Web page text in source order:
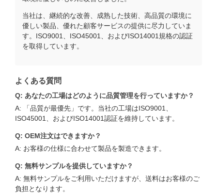
当社は、継続的な改善、成熟した技術、高品質の環境に
優しい製品、優れた顧客サービスの提供に尽力していま
す。ISO9001、ISO45001、およびISO14001規格の認証
を取得しています。
よくある質問
Q: あなたの工場はどのように品質管理を行っていますか？
A: 「品質が最優先」です。当社の工場はISO9001、
ISO45001、およびISO14001認証を維持しています。
Q: OEM注文はできますか？
A: お客様の仕様に合わせて製品を製造できます。
Q: 無料サンプルを提供していますか？
A: 無料サンプルをご利用いただけますが、送料はお客様のご
負担となります。